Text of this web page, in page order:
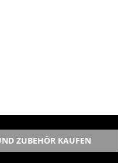
ZUBEHÖR KAUFEN